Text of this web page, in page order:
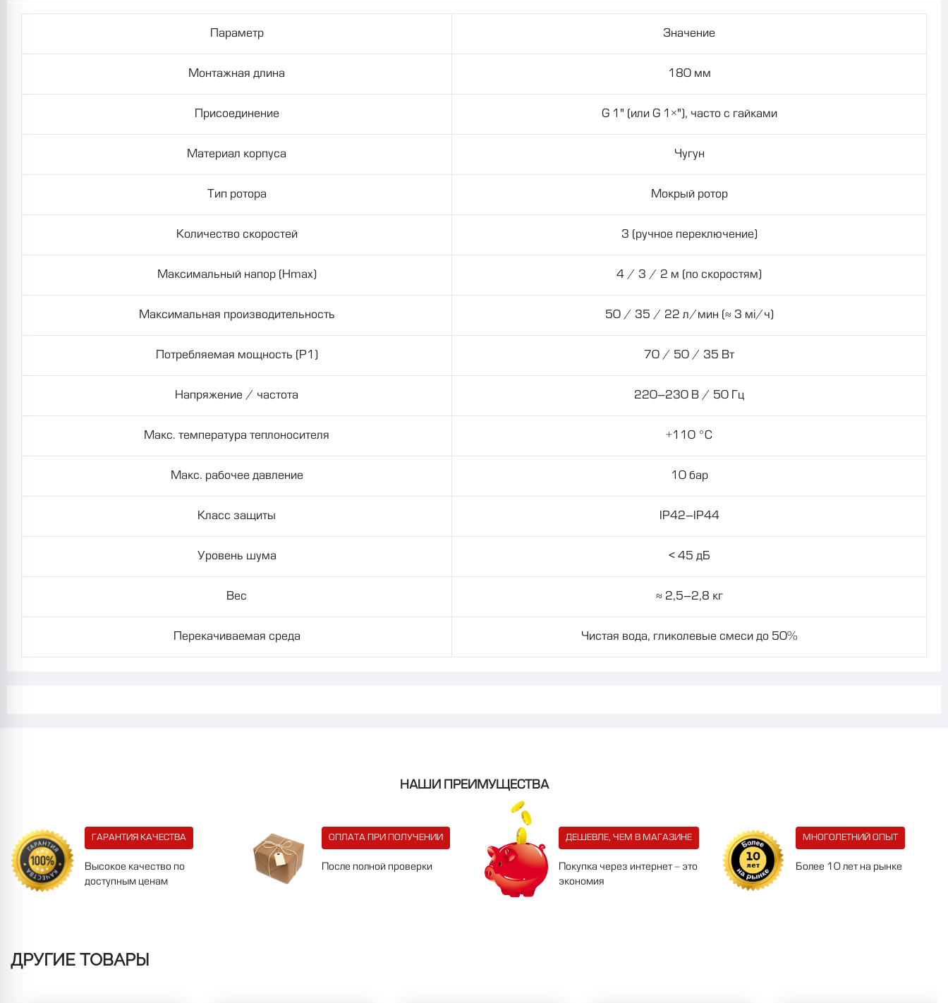
Параметр Значение
Монтажная длина 180 мм
Присоединение G 1" (или G 1½"), часто с гайками
Материал корпуса Чугун
Тип ротора Мокрый ротор
Количество скоростей 3 (ручное переключение)
Максимальный напор (Hmax) 4 / 3 / 2 м (по скоростям)
Максимальная производительность 50 / 35 / 22 л/мин (≈ 3 м³/ч)
Потребляемая мощность (P1) 70 / 50 / 35 Вт
Напряжение / частота 220–230 В / 50 Гц
Макс. температура теплоносителя +110 °C
Макс. рабочее давление 10 бар
Класс защиты IP42–IP44
Уровень шума < 45 дБ
Вес ≈ 2,5–2,8 кг
Перекачиваемая среда Чистая вода, гликолевые смеси до 50%
НАШИ ПРЕИМУЩЕСТВА
ГАРАНТИЯ КАЧЕСТВА
Высокое качество по
доступным ценам
ОПЛАТА ПРИ ПОЛУЧЕНИИ
После полной проверки
ДЕШЕВЛЕ, ЧЕМ В МАГАЗИНЕ
Покупка через интернет - это
экономия
МНОГОЛЕТНИЙ ОПЫТ
Более 10 лет на рынке
ДРУГИЕ ТОВАРЫ